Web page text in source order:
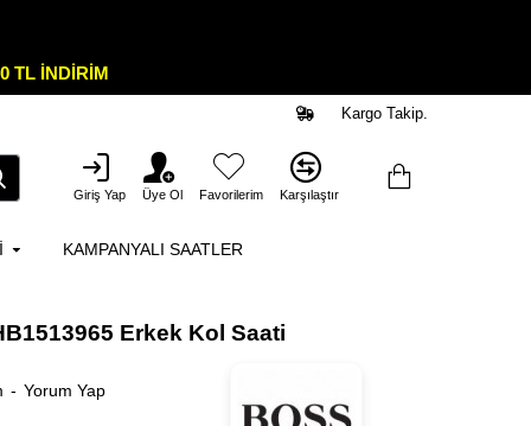
TL İNDİRİM
Kargo Takip.
Giriş Yap Üye Ol Favorilerim Karşılaştır
KAMPANYALI SAATLER
Erkek Kol Saati
- Yorum Yap